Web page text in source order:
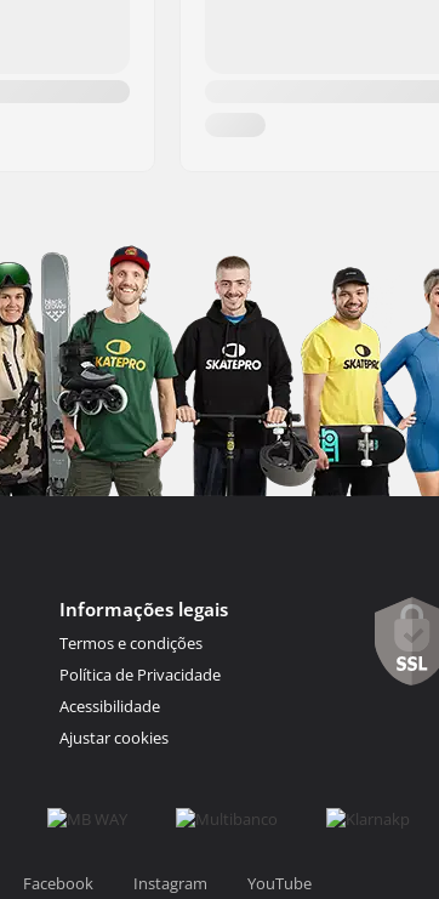
Informações legais
Termos e condições
Política de Privacidade
Acessibilidade
Ajustar cookies
Facebook Instagram YouTube